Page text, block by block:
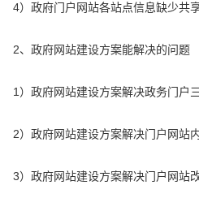
4）政府门户网站各站点信息缺少共
2、政府网站建设方案能解决的问题
1）政府网站建设方案解决政务门户
2）政府网站建设方案解决门户网站
3）政府网站建设方案解决门户网站